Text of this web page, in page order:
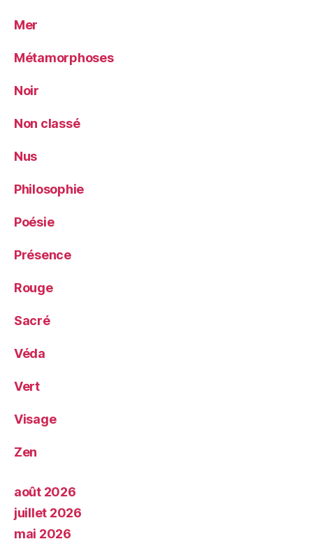
Mer
Métamorphoses
Noir
Non classé
Nus
Philosophie
Poésie
Présence
Rouge
Sacré
Véda
Vert
Visage
Zen
août 2026
juillet 2026
mai 2026